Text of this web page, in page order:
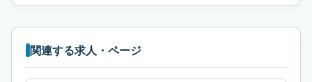
関連する求人・ページ